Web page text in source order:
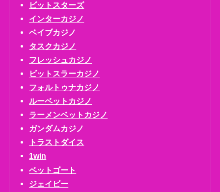
ビットスターズ
インターカジノ
ベイブカジノ
タスクカジノ
フレッシュカジノ
ビットスラーカジノ
フォルトゥナカジノ
ルーベットカジノ
ラーメンベットカジノ
ガンダムカジノ
トラストダイス
1win
ベットゴート
ジェイビー